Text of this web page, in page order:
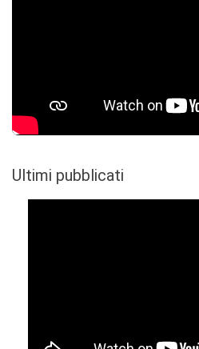
Ultimi pubblicati